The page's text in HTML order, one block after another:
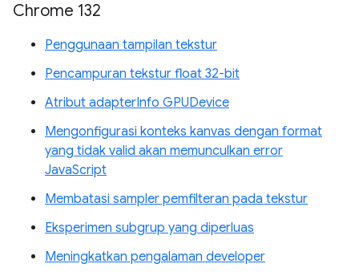
Chrome 132
Penggunaan tampilan tekstur
Pencampuran tekstur float 32-bit
Atribut adapterInfo GPUDevice
Mengonfigurasi konteks kanvas dengan format
yang tidak valid akan memunculkan error
JavaScript
Membatasi sampler pemfilteran pada tekstur
Eksperimen subgrup yang diperluas
Meningkatkan pengalaman developer